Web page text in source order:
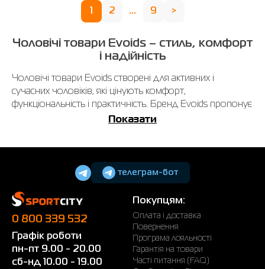
2 ... 9 >
Чоловічі товари Evoids – стиль, комфорт
і надійність
Чоловічі товари Evoids створені для активних і
сучасних чоловіків, які цінують комфорт,
функціональність і практичність. Бренд Evoids пропонує
широкий асортимент одягу, взуття та аксесуарів для
відповідають сучасним стандартам зручності й
Які чоловічі товари Evoids можна
знайти?
У каталозі представлені різноманітні категорії товарів
для чоловіків:
Показати
телеграм-бот
0 800 339 532
Графік роботи
пн-пт 9.00 - 20.00
сб-нд 10.00 - 19.00
Покупцям:
Оплата і доставка
Повернення
Програма лояльності
Гарантія на товари
Часті питання (FAQ)